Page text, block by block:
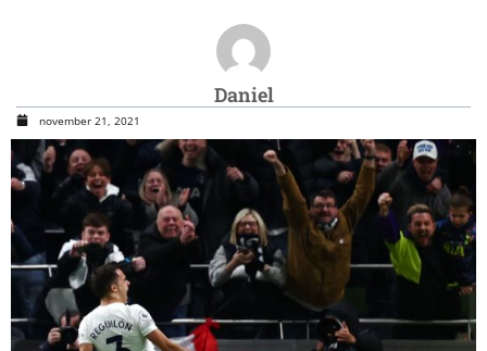
Daniel
november 21, 2021